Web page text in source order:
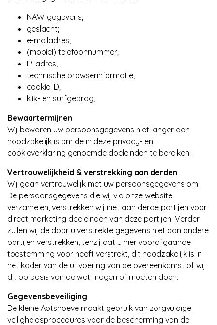
NAW-gegevens;
geslacht;
e-mailadres;
(mobiel) telefoonnummer;
IP-adres;
technische browserinformatie;
cookie ID;
klik- en surfgedrag;
Bewaartermijnen
Wij bewaren uw persoonsgegevens niet langer dan
noodzakelijk is om de in deze privacy- en
cookieverklaring genoemde doeleinden te bereiken.
Vertrouwelijkheid & verstrekking aan derden
Wij gaan vertrouwelijk met uw persoonsgegevens om.
De persoonsgegevens die wij via onze website
verzamelen, verstrekken wij niet aan derde partijen voor
direct marketing doeleinden van deze partijen. Verder
zullen wij de door u verstrekte gegevens niet aan andere
partijen verstrekken, tenzij dat u hier voorafgaande
toestemming voor heeft verstrekt, dit noodzakelijk is in
het kader van de uitvoering van de overeenkomst of wij
dit op basis van de wet mogen of moeten doen.
Gegevensbeveiliging
De kleine Abtshoeve maakt gebruik van zorgvuldige
veiligheidsprocedures voor de bescherming van de